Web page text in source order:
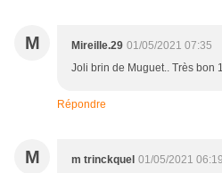
M Mireille.29 01/05/2021 07:35
Joli brin de Muguet.. Très bon
Répondre
M m trinckquel 01/05/2021 06:19